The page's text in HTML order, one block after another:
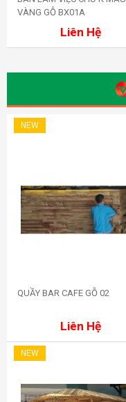
Mua ngay
VÀNG GỖ BX01A
Liên Hệ
NEW
QUẦY BAR CAFE GỖ 02
Liên Hệ
NEW